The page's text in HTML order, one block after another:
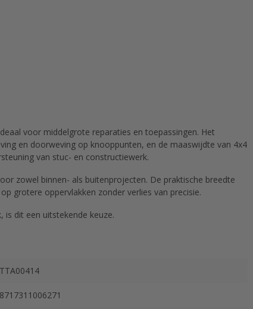
voor middelgrote reparaties en toepassingen. Het
en doorweving op knooppunten, en de maaswijdte van 4x4
van stuc- en constructiewerk.
zowel binnen- als buitenprojecten. De praktische breedte
grotere oppervlakken zonder verlies van precisie.
is dit een uitstekende keuze.
TTA00414
8717311006271